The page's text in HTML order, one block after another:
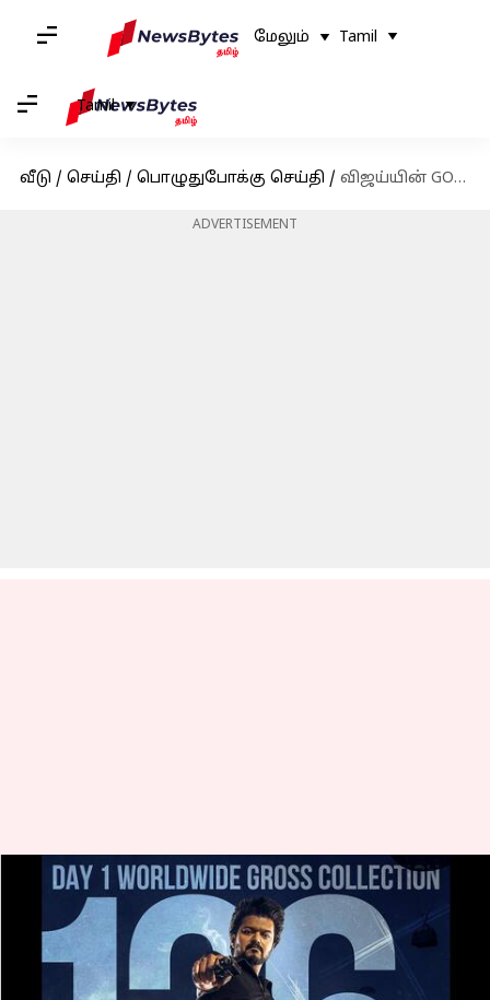
மேலும் Tamil
Tamil
வீடு / செய்தி / பொழுதுபோக்கு செய்தி / விஜய்யின் GOAT முதல் நாள் இறுதியில் ரூ.126.32 கோடி வசூல் செய்து சாதனை
ADVERTISEMENT
விஜய்யின் GOAT முதல்
நாள் இறுதியில் ரூ.126.32
கோடி வசூல் செய்து
சாதனை